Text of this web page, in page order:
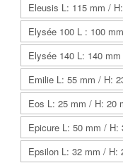
Eleusis L: 115 mm /
Elysée 100 L : 100
Elysée 140 L: 140
Emilie L: 55 mm / H:
Eos L: 25 mm / H: 20
Epicure L: 50 mm / H:
Epsilon L: 32 mm / H: